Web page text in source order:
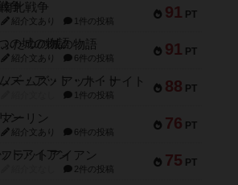
91 PT
南北戦争
紹介文あり 1件の投稿
91 PT
ふたつの城の物語
紹介文あり 6件の投稿
88 PT
ノームズ・アット・ナイト
1件の投稿
76 PT
マーリン
紹介文あり 6件の投稿
75 PT
フラットアイアン
2件の投稿